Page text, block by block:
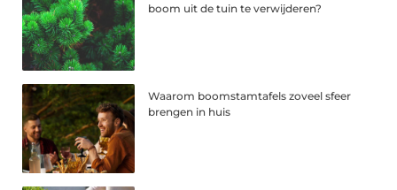
boom uit de tuin te verwijderen?
Waarom boomstamtafels zoveel sfeer
brengen in huis